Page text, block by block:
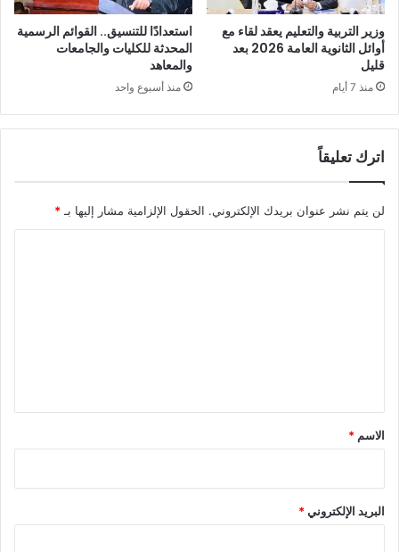
وزير التربية والتعليم يعقد لقاء مع
أوائل الثانوية العامة 2026 بعد
قليل
منذ 7 أيام
استعدادًا للتنسيق.. القوائم الرسمية
المحدثة للكليات والجامعات
والمعاهد
منذ أسبوع واحد
اترك تعليقاً
لن يتم نشر عنوان بريدك الإلكتروني. الحقول الإلزامية مشار إليها بـ*
*
الاسم *
البريد الإلكتروني*